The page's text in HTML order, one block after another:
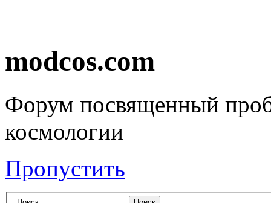
modcos.com
Форум посвященный
космологии
Пропустить